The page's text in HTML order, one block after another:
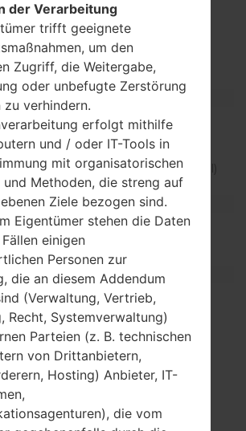
-
-
-
Anzeige
3.0 in
TFT touchscreen
240 x 400 Pixel (~155
Dichte der Pixel pro Zoll)
256K Farben
und Tastatur
entfernbar Li-Ion 1000
mAh
-
Interfaces
2.5mm jack
Version 2.1 EDR
Nein
-
Nein
Nein
-
der Verarbeitung
trifft geeignete
um den
Zugriff, die Weitergabe,
oder unbefugte Zerstörung
verhindern.
erfolgt mithilfe
und / oder IT-Tools in
mit organisatorischen
und Methoden, die streng auf
Ziele bezogen sind.
Eigentümer stehen die Daten
einigen
Personen zur
die an diesem Addendum
(Verwaltung, Vertrieb,
Recht, Systemverwaltung)
Parteien (z. B. technischen
von Drittanbietern,
Hosting) Anbieter, IT-
die vom